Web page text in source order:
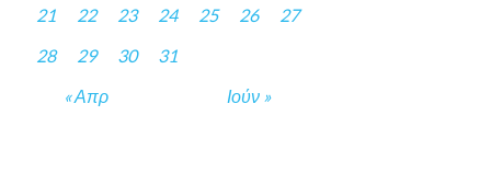
« Απρ Ιούν »
21
22 23 24 25 26
27
28
29 30 31